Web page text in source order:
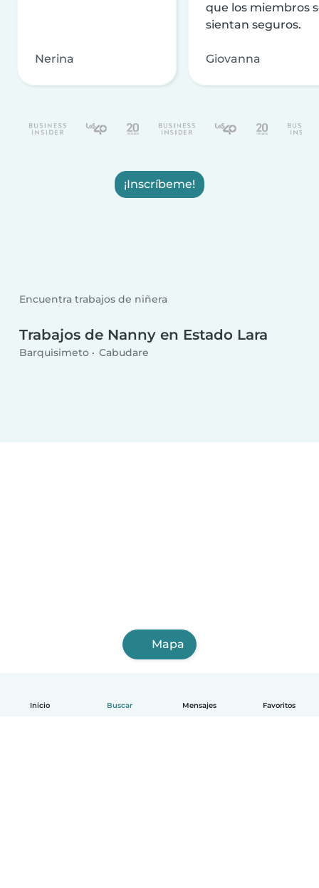
Inicio Buscar Mensajes Favoritos
Nerina
que los miembros
sientan seguros.
Giovanna
¡Inscríbeme!
Encuentra trabajos de niñera
Trabajos de Nanny en Estado Lara
Barquisimeto Cabudare
Mapa